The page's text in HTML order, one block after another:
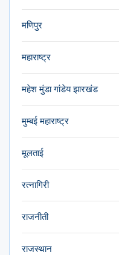
मणिपुर
महाराष्ट्र
महेश मुंडा गांडेय झारखंड
मुम्बई महाराष्ट्र
मूलताई
रत्नागिरी
राजनीती
राजस्थान